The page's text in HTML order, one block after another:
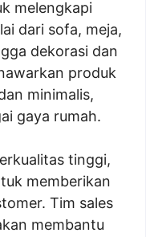
melengkapi
dari sofa, meja,
dekorasi dan
produk
minimalis,
gaya rumah.
tinggi,
memberikan
Tim sales
membantu